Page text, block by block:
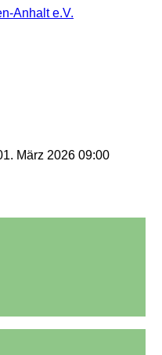
März 2026 09:00